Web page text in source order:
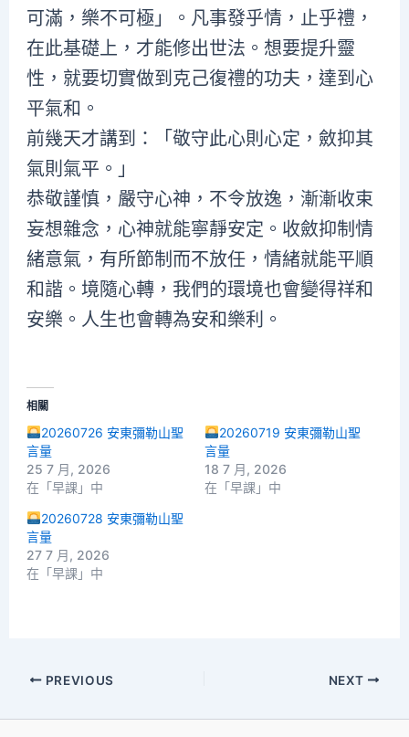
可滿，樂不可極」。凡事發乎情，止乎禮，
在此基礎上，才能修出世法。想要提升靈
性，就要切實做到克己復禮的功夫，達到心
平氣和。
前幾天才講到：「敬守此心則心定，斂抑其
氣則氣平。」
恭敬謹慎，嚴守心神，不令放逸，漸漸收束
妄想雜念，心神就能寧靜安定。收斂抑制情
緒意氣，有所節制而不放任，情緒就能平順
和諧。境隨心轉，我們的環境也會變得祥和
安樂。人生也會轉為安和樂利。
相關
20260726 安東彌勒山聖
言量
25 7 月, 2026
在「早課」中
20260719 安東彌勒山聖
言量
18 7 月, 2026
在「早課」中
20260728 安東彌勒山聖
言量
27 7 月, 2026
在「早課」中
PREVIOUS NEXT